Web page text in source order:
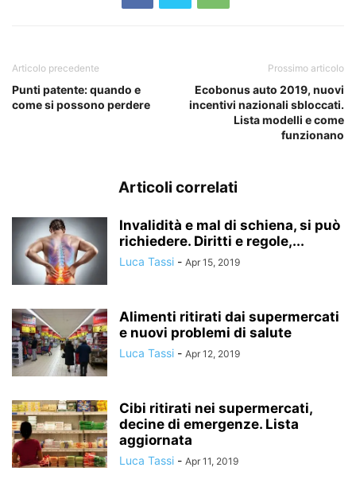
Articolo precedente
Punti patente: quando e
come si possono perdere
Prossimo articolo
Ecobonus auto 2019, nuovi
incentivi nazionali sbloccati.
Lista modelli e come
funzionano
Articoli correlati
Invalidità e mal di schiena, si può
richiedere. Diritti e regole,...
Luca Tassi - Apr 15, 2019
Alimenti ritirati dai supermercati
e nuovi problemi di salute
Luca Tassi - Apr 12, 2019
Cibi ritirati nei supermercati,
decine di emergenze. Lista
aggiornata
Luca Tassi - Apr 11, 2019